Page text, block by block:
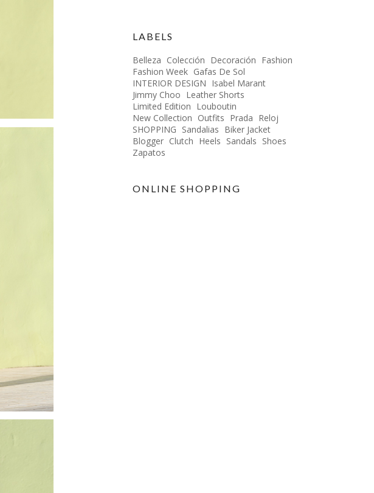
LABELS
Belleza Colección Decoración Fashion
Fashion Week Gafas De Sol
INTERIOR DESIGN Isabel Marant
Jimmy Choo Leather Shorts
Limited Edition Louboutin
New Collection Outfits Prada Reloj
SHOPPING Sandalias Biker Jacket
Blogger Clutch Heels Sandals Shoes
Zapatos
ONLINE SHOPPING